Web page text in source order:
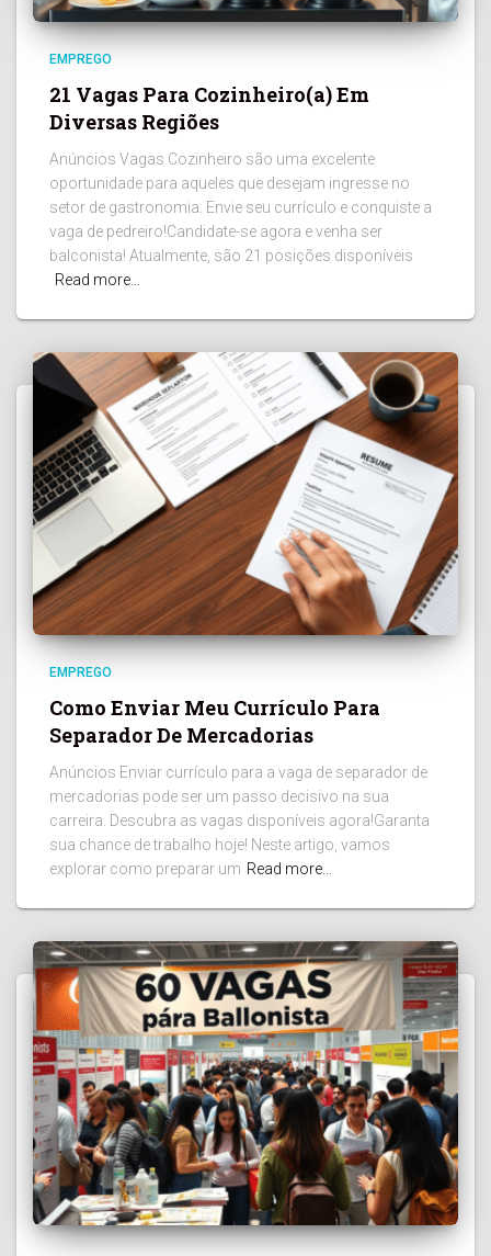
EMPREGO
21 Vagas Para Cozinheiro(a) Em
Diversas Regiões
Anúncios Vagas Cozinheiro são uma excelente
oportunidade para aqueles que desejam ingresse no
setor de gastronomia. Envie seu currículo e conquiste a
vaga de pedreiro!Candidate-se agora e venha ser
balconista! Atualmente, são 21 posições disponíveis
Read more…
EMPREGO
Como Enviar Meu Currículo Para
Separador De Mercadorias
Anúncios Enviar currículo para a vaga de separador de
mercadorias pode ser um passo decisivo na sua
carreira. Descubra as vagas disponíveis agora!Garanta
sua chance de trabalho hoje! Neste artigo, vamos
explorar como preparar um Read more…